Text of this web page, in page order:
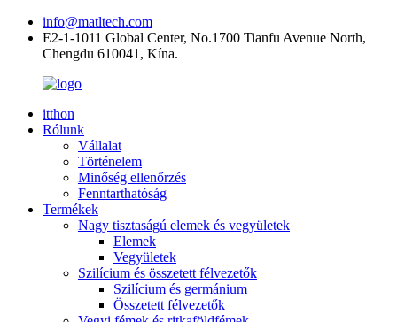
info@matltech.com
E2-1-1011 Global Center, No.1700 Tianfu Avenue North,
Chengdu 610041, Kína.
itthon
Rólunk
Vállalat
Történelem
Minőség ellenőrzés
Fenntarthatóság
Termékek
Nagy tisztaságú elemek és vegyületek
Elemek
Vegyületek
Szilícium és összetett félvezetők
Szilícium és germánium
Összetett félvezetők